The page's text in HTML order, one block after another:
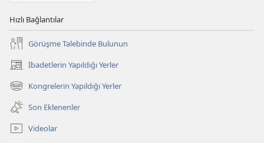
Hızlı Bağlantılar
Görüşme Talebinde Bulunun
İbadetlerin Yapıldığı Yerler
(yeni
pencere
açar)
Kongrelerin Yapıldığı Yerler
(yeni
pencere
açar)
Son Eklenenler
Videolar